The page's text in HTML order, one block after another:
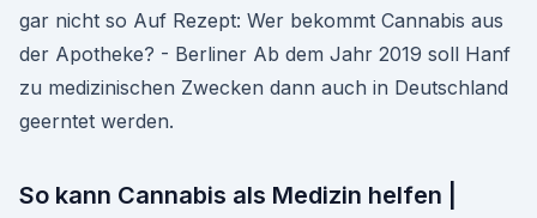
gar nicht so Auf Rezept: Wer bekommt Cannabis aus
der Apotheke? - Berliner Ab dem Jahr 2019 soll Hanf
zu medizinischen Zwecken dann auch in Deutschland
geerntet werden.
So kann Cannabis als Medizin helfen |